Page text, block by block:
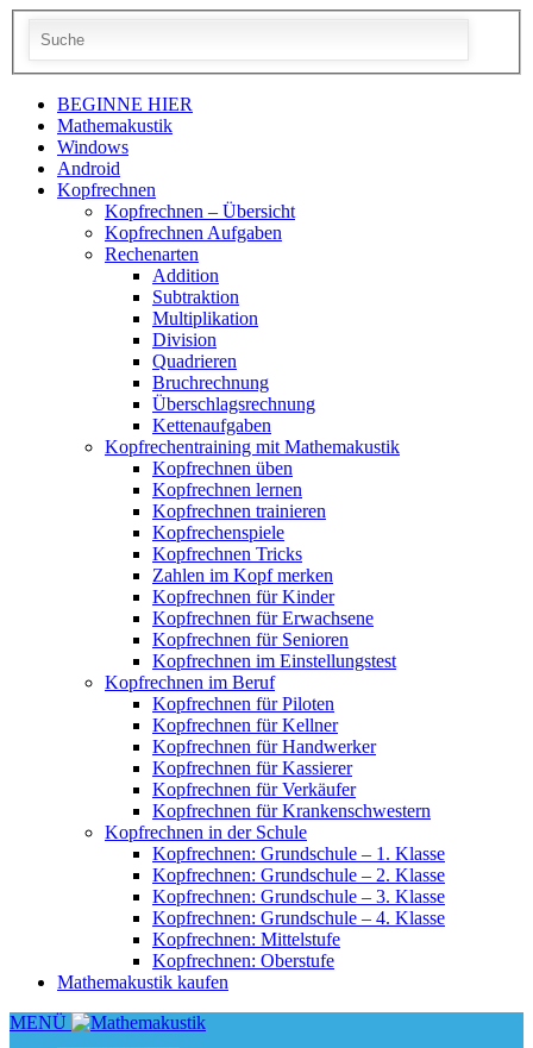
BEGINNE HIER
Mathemakustik
Windows
Android
Kopfrechnen
Kopfrechnen – Übersicht
Kopfrechnen Aufgaben
Rechenarten
Addition
Subtraktion
Multiplikation
Division
Quadrieren
Bruchrechnung
Überschlagsrechnung
Kettenaufgaben
Kopfrechentraining mit Mathemakustik
Kopfrechnen üben
Kopfrechnen lernen
Kopfrechnen trainieren
Kopfrechenspiele
Kopfrechnen Tricks
Zahlen im Kopf merken
Kopfrechnen für Kinder
Kopfrechnen für Erwachsene
Kopfrechnen für Senioren
Kopfrechnen im Einstellungstest
Kopfrechnen im Beruf
Kopfrechnen für Piloten
Kopfrechnen für Kellner
Kopfrechnen für Handwerker
Kopfrechnen für Kassierer
Kopfrechnen für Verkäufer
Kopfrechnen für Krankenschwestern
Kopfrechnen in der Schule
Kopfrechnen: Grundschule – 1. Klasse
Kopfrechnen: Grundschule – 2. Klasse
Kopfrechnen: Grundschule – 3. Klasse
Kopfrechnen: Grundschule – 4. Klasse
Kopfrechnen: Mittelstufe
Kopfrechnen: Oberstufe
Mathemakustik kaufen
MENÜ